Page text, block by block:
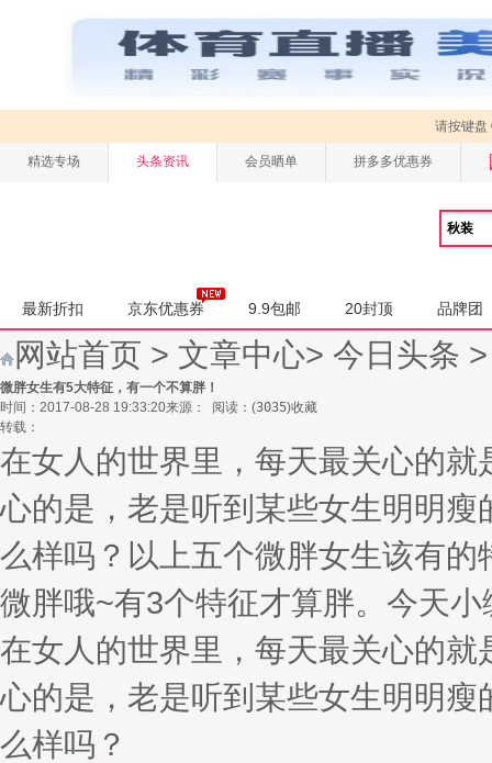
请按键盘
精选专场 头条资讯 会员晒单 拼多多优惠券
最新折扣 京东优惠券 9.9包邮 20封顶 品牌团
网站首页 > 文章中心> 今日头条
微胖女生有5大特征，有一个不算胖！
时间：2017-08-28 19:33:20来源： 阅读： (3035)收藏
转载：
在女人的世界里，每天最关心的
心的是，老是听到某些女生明明
么样吗？以上五个微胖女生该有
微胖哦~有3个特征才算胖。今天小
在女人的世界里，每天最关心的
心的是，老是听到某些女生明明
么样吗？